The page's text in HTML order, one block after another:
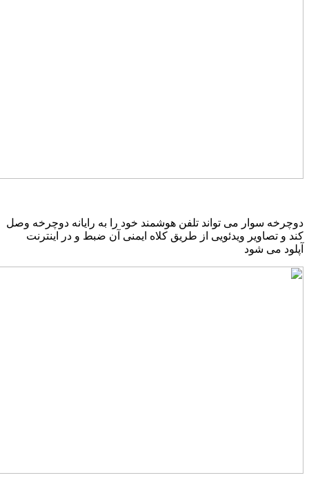
سوار می تواند تلفن هوشمند خود را به رایانه دوچرخه وصل
و تصاویر ویدئویی از طریق کلاه ایمنی آن ضبط و در اینترنت
می شود